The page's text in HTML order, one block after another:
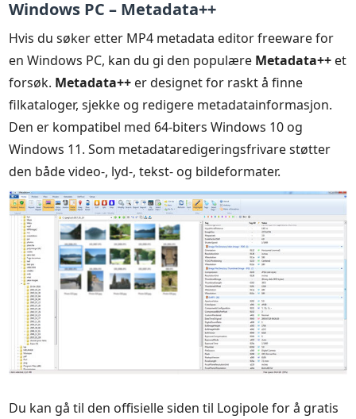
Windows PC – Metadata++
Hvis du søker etter MP4 metadata editor freeware for
en Windows PC, kan du gi den populære Metadata++ et
forsøk. Metadata++ er designet for raskt å finne
filkataloger, sjekke og redigere metadatainformasjon.
Den er kompatibel med 64-biters Windows 10 og
Windows 11. Som metadataredigeringsfrivare støtter
den både video-, lyd-, tekst- og bildeformater.
Du kan gå til den offisielle siden til Logipole for å gratis